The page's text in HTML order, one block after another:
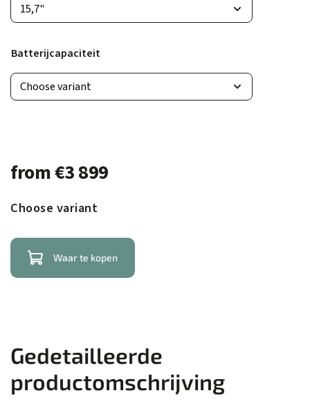
Batterijcapaciteit
from€3 899
Choose variant
Waar te kopen
Gedetailleerde
productomschrijving